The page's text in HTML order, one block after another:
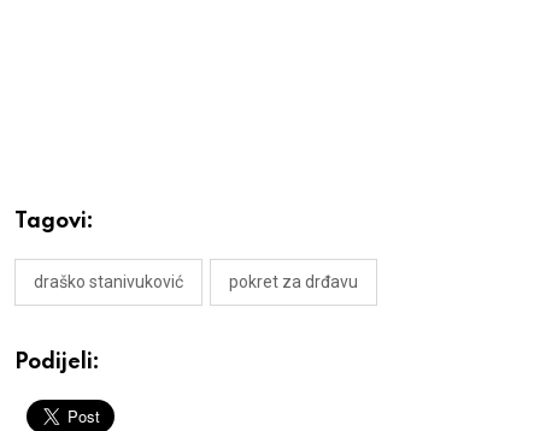
Tagovi:
draško stanivuković pokret za drđavu
Podijeli: